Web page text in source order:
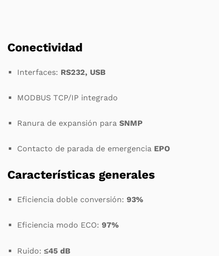
Conectividad
Interfaces: RS232, USB
MODBUS TCP/IP integrado
Ranura de expansión para SNMP
Contacto de parada de emergencia EPO
Características generales
Eficiencia doble conversión: 93%
Eficiencia modo ECO: 97%
Ruido: ≤45 dB